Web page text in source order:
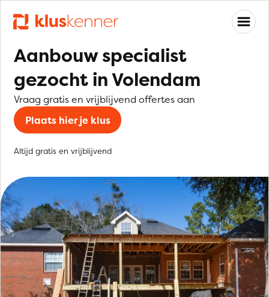
Aanbouw specialist
gezocht in Volendam
Vraag gratis en vrijblijvend offertes aan
Plaats hier je klus
Altijd gratis en vrijblijvend